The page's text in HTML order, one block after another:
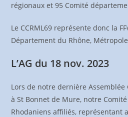
régionaux et 95 Comité
Le CCRML69 représente donc la
Département du Rhône,
L’AG du 18 nov. 2023
Lors de notre dernière
à St Bonnet de Mure, notre
Rhodaniens affiliés, représentant